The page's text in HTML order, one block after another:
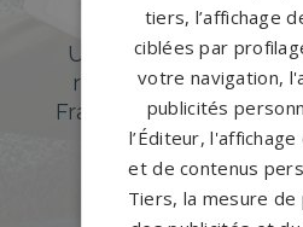
Un accompagnement
réseau de 1200
France.
notre
PERSONNALISEZ
tiers, l’affichage
ciblées par
votre navigation,
publicités
l’Éditeur,
et de contenus
Tiers, la mesure de